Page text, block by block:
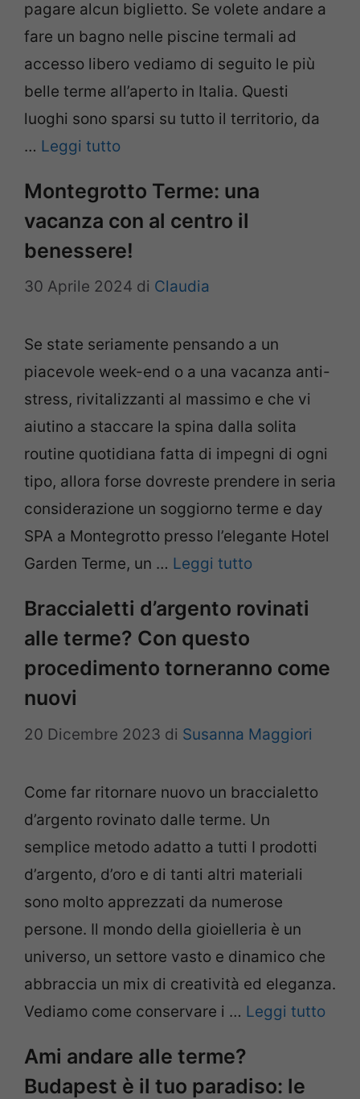
pagare alcun biglietto. Se volete andare a
fare un bagno nelle piscine termali ad
accesso libero vediamo di seguito le più
belle terme all’aperto in Italia. Questi
luoghi sono sparsi su tutto il territorio, da
… Leggi tutto
Montegrotto Terme: una
vacanza con al centro il
benessere!
30 Aprile 2024 di Claudia
Se state seriamente pensando a un
piacevole week-end o a una vacanza anti-
stress, rivitalizzanti al massimo e che vi
aiutino a staccare la spina dalla solita
routine quotidiana fatta di impegni di ogni
tipo, allora forse dovreste prendere in seria
considerazione un soggiorno terme e day
SPA a Montegrotto presso l’elegante Hotel
Garden Terme, un … Leggi tutto
Braccialetti d’argento rovinati
alle terme? Con questo
procedimento torneranno come
nuovi
20 Dicembre 2023 di Susanna Maggiori
Come far ritornare nuovo un braccialetto
d’argento rovinato dalle terme. Un
semplice metodo adatto a tutti I prodotti
d’argento, d’oro e di tanti altri materiali
sono molto apprezzati da numerose
persone. Il mondo della gioielleria è un
universo, un settore vasto e dinamico che
abbraccia un mix di creatività ed eleganza.
Vediamo come conservare i … Leggi tutto
Ami andare alle terme?
Budapest è il tuo paradiso: le